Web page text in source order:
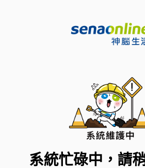
系統忙碌中，請